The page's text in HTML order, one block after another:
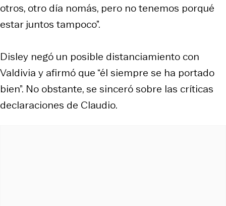
otros, otro día nomás, pero no tenemos porqué
estar juntos tampoco”.
Disley negó un posible distanciamiento con
Valdivia y afirmó que “él siempre se ha portado
bien”. No obstante, se sinceró sobre las críticas
declaraciones de Claudio.